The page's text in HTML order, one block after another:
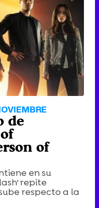
de
of
en su
repite
respecto a la